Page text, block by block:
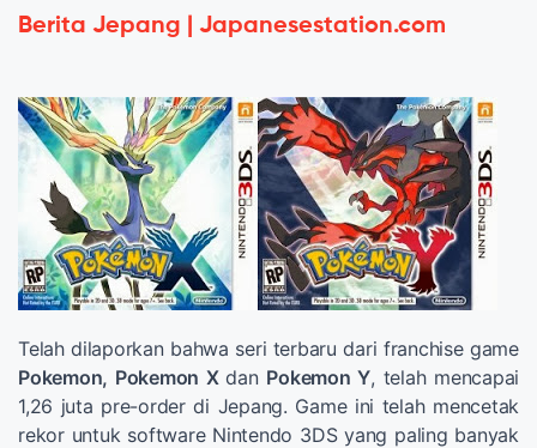
Berita Jepang | Japanesestation.com
Telah dilaporkan bahwa seri terbaru dari franchise game
Pokemon, Pokemon Xdan Pokemon Y, telah mencapai
1,26 juta pre-order di Jepang. Game ini telah mencetak
rekor untuk software Nintendo 3DS yang paling banyak